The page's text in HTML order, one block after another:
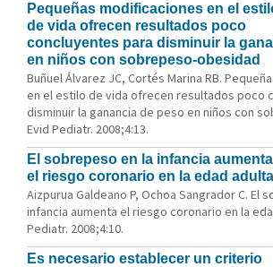
Pequeñas modificaciones en el
de vida ofrecen resultados poco
concluyentes para disminuir la
en niños con sobrepeso-obesidad
Buñuel Álvarez JC, Cortés Marina RB.
en el estilo de vida ofrecen resultados poco
disminuir la ganancia de peso en niños con
Evid Pediatr. 2008;4:13.
El sobrepeso en la infancia aumenta
el riesgo coronario en la edad adulta
Aizpurua Galdeano P, Ochoa Sangrador C. El
infancia aumenta el riesgo coronario en la
Pediatr. 2008;4:10.
Es necesario establecer un criterio